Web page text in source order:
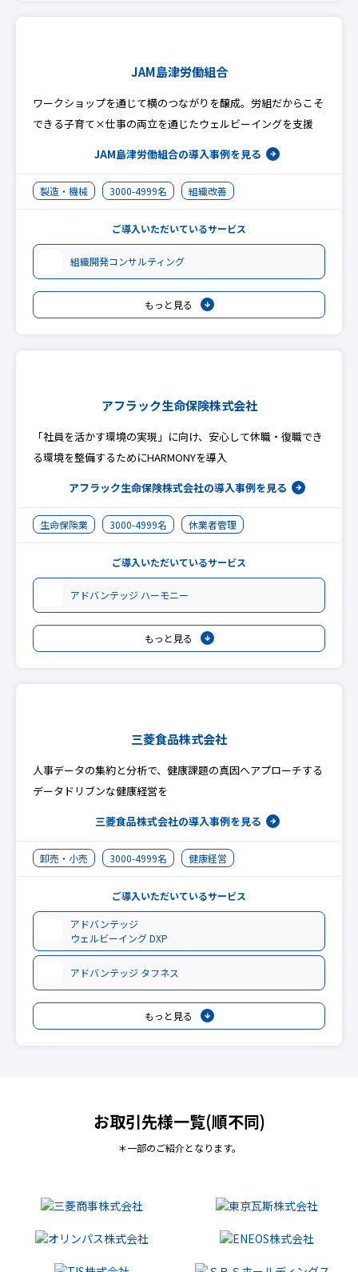
JAM島津労働組合
ワークショップを通じて横のつながりを醸成。労組だからこそ
できる子育て×仕事の両立を通じたウェルビーイングを支援
JAM島津労働組合の導入事例を見る
製造・機械 3000-4999名 組織改善
ご導入いただいているサービス
組織開発コンサルティング
もっと見る
アフラック生命保険株式会社
「社員を活かす環境の実現」に向け、安心して休職・復職でき
る環境を整備するためにHARMONYを導入
アフラック生命保険株式会社の導入事例を見る
生命保険業 3000-4999名 休業者管理
ご導入いただいているサービス
アドバンテッジ ハーモニー
もっと見る
三菱食品株式会社
人事データの集約と分析で、健康課題の真因へアプローチする
データドリブンな健康経営を
三菱食品株式会社の導入事例を見る
卸売・小売 3000-4999名 健康経営
ご導入いただいているサービス
アドバンテッジ
ウェルビーイング DXP
アドバンテッジ タフネス
もっと見る
お取引先様一覧(順不同)
＊一部のご紹介となります。